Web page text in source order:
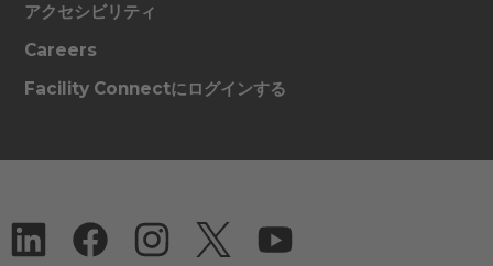
アクセシビリティ
Careers
Facility Connectにログインする